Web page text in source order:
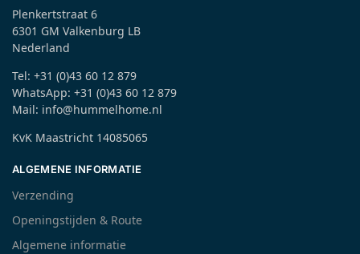
Plenkertstraat 6
6301 GM Valkenburg LB
Nederland
Tel: +31 (0)43 60 12 879
WhatsApp: +31 (0)43 60 12 879
Mail: info@hummelhome.nl
KvK Maastricht 14085065
ALGEMENE INFORMATIE
Verzending
Openingstijden & Route
Algemene informatie